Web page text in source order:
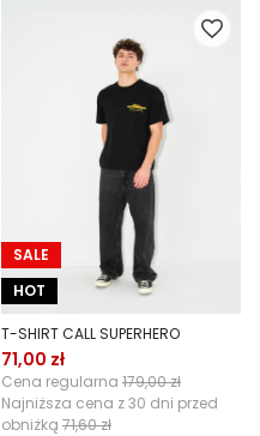
SALE
HOT
T-SHIRT CALL SUPERHERO
71,00 zł
Cena regularna 179,00 zł
Najniższa cena z 30 dni przed
obniżką 71,60 zł